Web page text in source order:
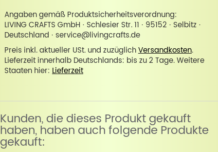
Angaben gemäß Produktsicherheitsverordnung:
LIVING CRAFTS GmbH · Schlesier Str. 11 · 95152 · Selbitz ·
Deutschland · service@livingcrafts.de
Preis inkl. aktueller USt. und zuzüglichVersandkosten.
Lieferzeit innerhalb Deutschlands: bis zu 2 Tage. Weitere
Staaten hier: Lieferzeit
Kunden, die dieses Produkt gekauft
haben, haben auch folgende Produkte
gekauft: